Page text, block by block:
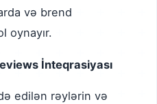
və brend
oynayır.
İnteqrasiyası
edilən rəylərin və